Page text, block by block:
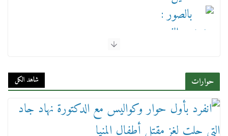
4 مارس، 2026
حوارات شاهد الكل